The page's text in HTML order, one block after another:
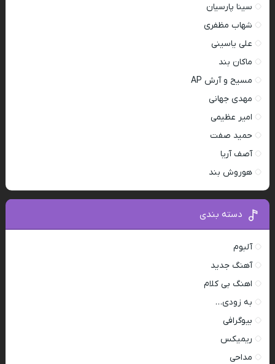
سینا پارسیان
شهاب مظفری
علی یاسینی
ماکان بند
مسیح و آرش AP
مهدی جهانی
امیر عظیمی
حمید صفت
آصف آریا
هوروش بند
دسته بندی
آلبوم
آهنگ جدید
اهنگ بی کلام
به زودی…
بیوگرافی
ریمیکس
مداحی